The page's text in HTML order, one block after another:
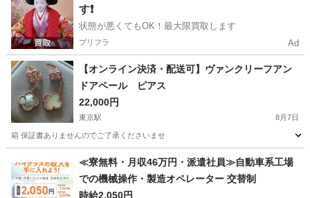
す❗️
状態が悪くてもOK！最大限買取します
プリフラ Ad
【オンライン決済・配送可】ヴァンクリーフアン
ドアペール ピアス
22,000円
東京駅 8月7日
箱 保証書ありませんのでご了承くださいませ
東京駅 アクセサリー
≪寮無料・月収46万円・派遣社員≫自動車系工場
での機械操作・製造オペレーター 交替制
時給2,050円